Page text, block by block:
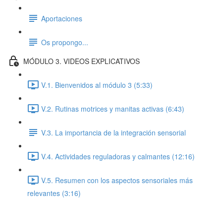
Aportaciones
Os propongo...
MÓDULO 3. VIDEOS EXPLICATIVOS
V.1. Bienvenidos al módulo 3 (5:33)
V.2. Rutinas motrices y manitas activas (6:43)
V.3. La importancia de la integración sensorial
V.4. Actividades reguladoras y calmantes (12:16)
V.5. Resumen con los aspectos sensoriales más
relevantes (3:16)